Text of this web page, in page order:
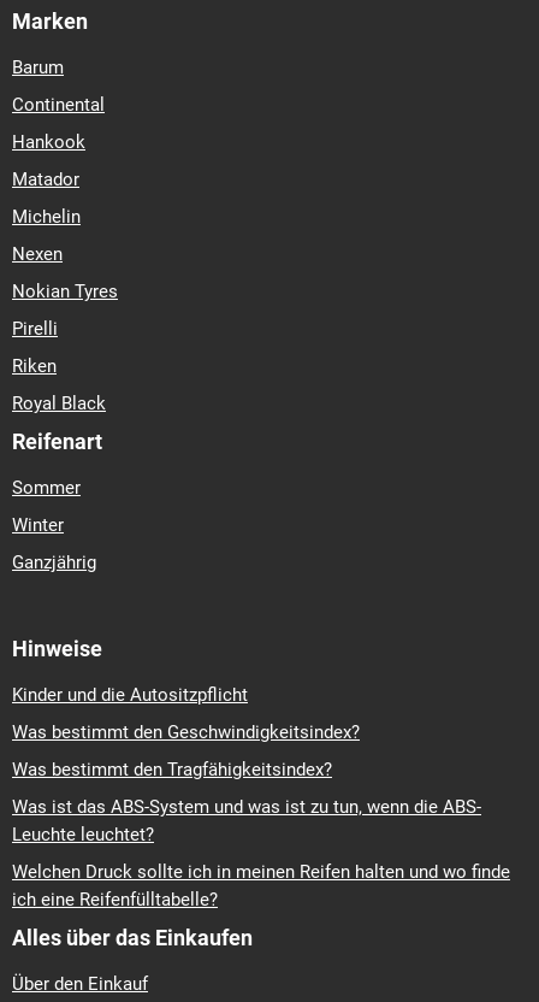
Marken
Barum
Continental
Hankook
Matador
Michelin
Nexen
Nokian Tyres
Pirelli
Riken
Royal Black
Reifenart
Sommer
Winter
Ganzjährig
Hinweise
Kinder und die Autositzpflicht
Was bestimmt den Geschwindigkeitsindex?
Was bestimmt den Tragfähigkeitsindex?
Was ist das ABS-System und was ist zu tun, wenn die ABS-
Leuchte leuchtet?
Welchen Druck sollte ich in meinen Reifen halten und wo finde
ich eine Reifenfülltabelle?
Alles über das Einkaufen
Über den Einkauf